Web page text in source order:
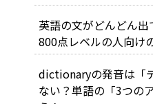
英語の文がどんどん
800点レベルの人向け
dictionaryの発音は「
ない？単語の「3つの